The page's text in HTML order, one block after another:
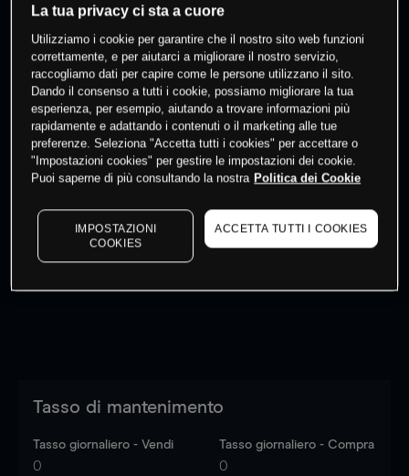
0 % dei clienti hanno posizioni
questo prodotto
Fai trading
I prezzi sono solo indicativi. Accediper vedere gli ultimi
dati di mercato
to see latest market data
Tasso di mantenimento
Tasso giornaliero - Vendi
0
Tasso giornaliero - Compra
0
La tua privacy ci sta a cuore
Utilizziamo i cookie per garantire che il nostro sito web funzioni
correttamente, e per aiutarci a migliorare il nostro servizio,
raccogliamo dati per capire come le persone utilizzano il sito.
Dando il consenso a tutti i cookie, possiamo migliorare la tua
esperienza, per esempio, aiutando a trovare informazioni più
rapidamente e adattando i contenuti o il marketing alle tue
preferenze. Seleziona "Accetta tutti i cookies" per accettare o
"Impostazioni cookies" per gestire le impostazioni dei cookie.
Puoi saperne di più consultando la nostra Politica dei Cookie
IMPOSTAZIONI
COOKIES
ACCETTA TUTTI I COOKIES